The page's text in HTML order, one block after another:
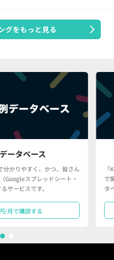
グをもっと見る
ータベース
かりやすく、かつ、皆さん
Googleスプレッドシート・
サービスです。
/月で購読する
で
タ